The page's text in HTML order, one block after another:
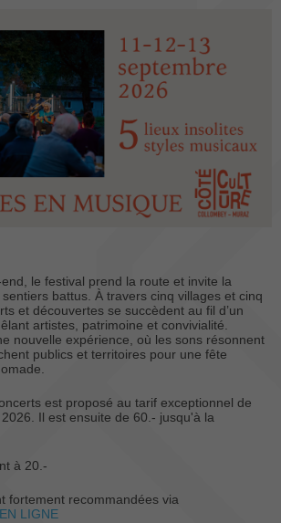
end, le festival prend la route et invite la
battus. À travers cinq villages et cinq
et découvertes se succèdent au fil d’un
artistes, patrimoine et convivialité.
nouvelle expérience, où les sons résonnent
publics et territoires pour une fête
est proposé au tarif exceptionnel de
Il est ensuite de 60.- jusqu'à la
à 20.-
fortement recommandées via
LIGNE